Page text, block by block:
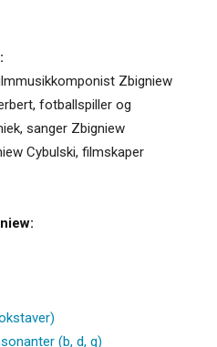
Zbigniew
fotballspiller og
sanger Zbigniew
Cybulski, filmskaper
(b, d, g)